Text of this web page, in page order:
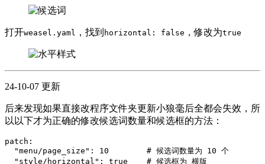
打开weasel.yaml ，找到 horizontal: false ，修改为true
24-10-07 更新
后来发现如果直接改程序文件夹更新小狼毫后全都会失效，所
以以下才为正确的修改候选词数量和候选框的方法：
patch :
"menu/page_size": 10
# 候选词数量为 10 个
"style/horizontal": true # 候选框为 横版